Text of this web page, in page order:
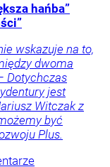
hańba”
wskazuje na to,
dwoma
Dotychczas
jest
Witczak z
być
Plus.